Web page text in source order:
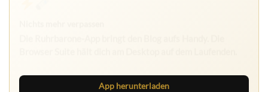
App herunterladen